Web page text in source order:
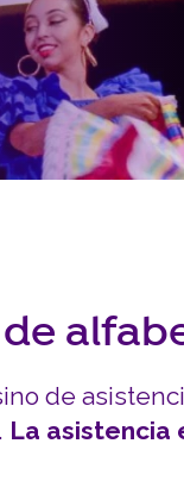
de
La asistencia